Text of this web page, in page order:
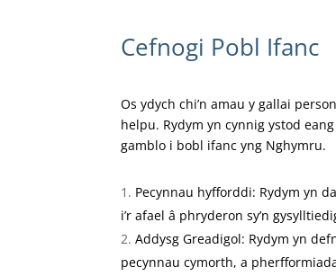
Cefnogi Pobl Ifanc
Os ydych chi’n amau y gallai
helpu. Rydym yn cynnig ystod
gamblo i bobl ifanc yng Nghymru.
Pecynnau hyfforddi: Rydym yn
i’r afael â phryderon sy’n
Addysg Greadigol: Rydym yn
pecynnau cymorth, a